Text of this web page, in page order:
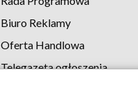
Biuro Reklamy
Oferta Handlowa
Telegazeta ogłoszenia